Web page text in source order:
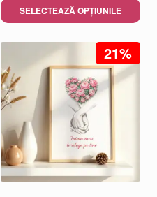
45,00 lei
până
la
100,00 lei
SELECTEAZĂ OPȚIUNILE
are
mai
multe
variații.
Opțiunile
pot
fi
21%